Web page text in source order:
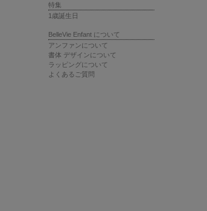
特集
1歳誕生日
BelleVie Enfant について
アンファンについて
書体 デザインについて
ラッピングについて
よくあるご質問